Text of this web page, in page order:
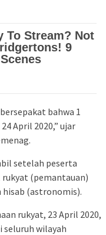
bahwa 1
April 2020,” ujar
setelah peserta
(pemantauan)
(astronomis).
rukyat, 23 April 2020,
wilayah